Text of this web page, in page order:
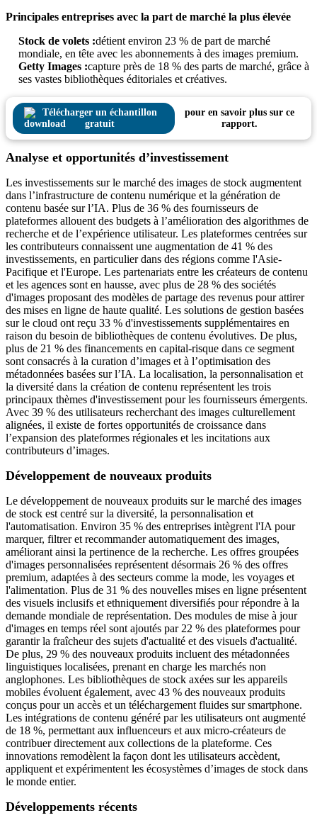
Principales entreprises avec la part de marché la plus élevée
Stock de volets :détient environ 23 % de part de marché
mondiale, en tête avec les abonnements à des images premium.
Getty Images :capture près de 18 % des parts de marché, grâce à
ses vastes bibliothèques éditoriales et créatives.
Télécharger un échantillon
gratuit
pour en savoir plus sur ce
rapport.
Analyse et opportunités d’investissement
Les investissements sur le marché des images de stock augmentent
dans l’infrastructure de contenu numérique et la génération de
contenu basée sur l’IA. Plus de 36 % des fournisseurs de
plateformes allouent des budgets à l’amélioration des algorithmes de
recherche et de l’expérience utilisateur. Les plateformes centrées sur
les contributeurs connaissent une augmentation de 41 % des
investissements, en particulier dans des régions comme l'Asie-
Pacifique et l'Europe. Les partenariats entre les créateurs de contenu
et les agences sont en hausse, avec plus de 28 % des sociétés
d'images proposant des modèles de partage des revenus pour attirer
des mises en ligne de haute qualité. Les solutions de gestion basées
sur le cloud ont reçu 33 % d'investissements supplémentaires en
raison du besoin de bibliothèques de contenu évolutives. De plus,
plus de 21 % des financements en capital-risque dans ce segment
sont consacrés à la curation d’images et à l’optimisation des
métadonnées basées sur l’IA. La localisation, la personnalisation et
la diversité dans la création de contenu représentent les trois
principaux thèmes d'investissement pour les fournisseurs émergents.
Avec 39 % des utilisateurs recherchant des images culturellement
alignées, il existe de fortes opportunités de croissance dans
l’expansion des plateformes régionales et les incitations aux
contributeurs d’images.
Développement de nouveaux produits
Le développement de nouveaux produits sur le marché des images
de stock est centré sur la diversité, la personnalisation et
l'automatisation. Environ 35 % des entreprises intègrent l'IA pour
marquer, filtrer et recommander automatiquement des images,
améliorant ainsi la pertinence de la recherche. Les offres groupées
d'images personnalisées représentent désormais 26 % des offres
premium, adaptées à des secteurs comme la mode, les voyages et
l'alimentation. Plus de 31 % des nouvelles mises en ligne présentent
des visuels inclusifs et ethniquement diversifiés pour répondre à la
demande mondiale de représentation. Des modules de mise à jour
d'images en temps réel sont ajoutés par 22 % des plateformes pour
garantir la fraîcheur des sujets d'actualité et des visuels d'actualité.
De plus, 29 % des nouveaux produits incluent des métadonnées
linguistiques localisées, prenant en charge les marchés non
anglophones. Les bibliothèques de stock axées sur les appareils
mobiles évoluent également, avec 43 % des nouveaux produits
conçus pour un accès et un téléchargement fluides sur smartphone.
Les intégrations de contenu généré par les utilisateurs ont augmenté
de 18 %, permettant aux influenceurs et aux micro-créateurs de
contribuer directement aux collections de la plateforme. Ces
innovations remodèlent la façon dont les utilisateurs accèdent,
appliquent et expérimentent les écosystèmes d’images de stock dans
le monde entier.
Développements récents